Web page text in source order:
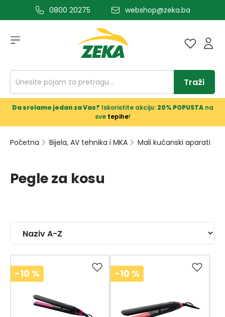
glavni sadržaj0800 20275 webshop@zeka.ba
Traži
Da srolamo jedan za Vas? Iskoristite akciju: 20% POPUSTAna
sve tepihe!
Početna Bijela, AV tehnika i MKA Mali kućanski aparati
Pegle za kosu
-10 % -10 %